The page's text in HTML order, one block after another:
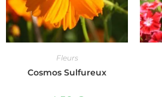
Fleurs
Cosmos Sulfureux